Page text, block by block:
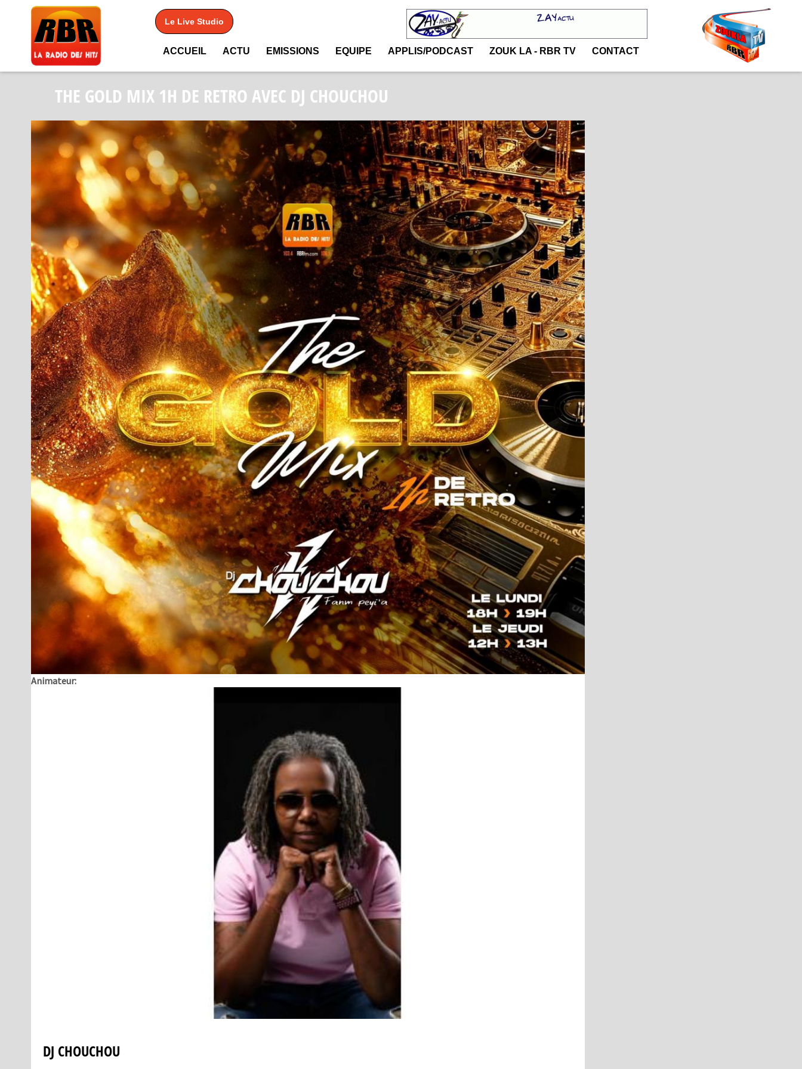
Le Live Studio
ACCUEIL ACTU EMISSIONS EQUIPE APPLIS/PODCAST ZOUK LA - RBR TV CONTACT
THE GOLD MIX 1H DE RETRO AVEC DJ CHOUCHOU
Animateur:
DJ CHOUCHOU